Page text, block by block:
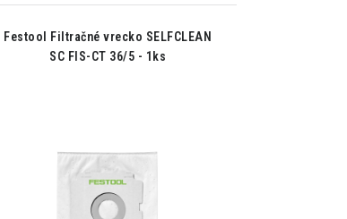
Festool Filtračné vrecko SELFCLEAN
SC FIS-CT 36/5 - 1ks